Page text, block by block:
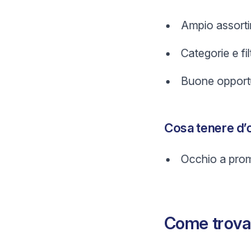
Ampio
Categorie e
Buone
Cosa tenere
Occhio a
Come